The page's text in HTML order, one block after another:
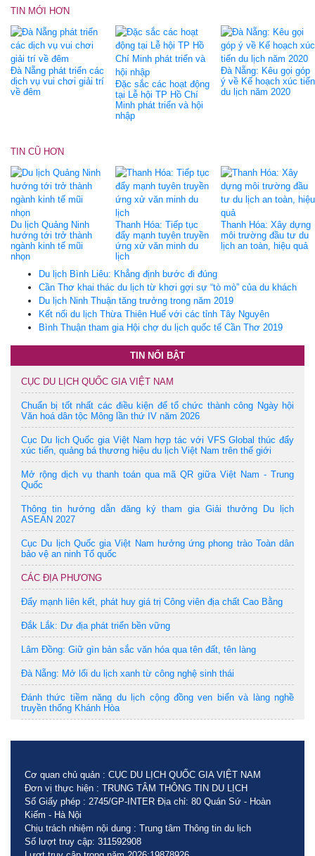
TIN MỚI HƠN
Đà Nẵng phát triển các
dịch vụ vui chơi giải trí
về đêm
Đặc sắc các hoạt động
tại Lễ hội TP Hồ Chí
Minh phát triển và hội
nhập
Đà Nẵng: Kêu gọi góp
ý về Kế hoạch xúc tiến
du lịch năm 2020
TIN CŨ HƠN
Du lịch Quảng Ninh
hướng tới trở thành
ngành kinh tế mũi
nhọn
Thanh Hóa: Tiếp tục
đẩy mạnh tuyên truyền
ứng xử văn minh du
lịch
Thanh Hóa: Xây dựng
môi trường đầu tư du
lịch an toàn, hiệu quả
Du lịch Bình Liêu: Khẳng định bước đi đúng
Cần Thơ khai thác du lịch từ khơi gợi sự “tò mò” của du khách
Du lịch Ninh Thuận tăng trưởng trong năm 2019
Kết nối du lịch Thừa Thiên Huế với các tỉnh Tây Nguyên
Bình Thuận tham gia Hội chợ du lịch quốc tế Cần Thơ 2019
TIN NỔI BẬT
CỤC DU LỊCH QUỐC GIA VIỆT NAM
Chuẩn bị tốt nhất các điều kiện để tổ chức thành công Ngày hội
Văn hoá dân tộc Mông lần thứ IV năm 2026
Cục Du lịch Quốc gia Việt Nam hợp tác với VFS Global thúc đẩy
xúc tiến, quảng bá thương hiệu du lịch Việt Nam trên thế giới
Mở rộng dịch vụ thanh toán qua mã QR giữa Việt Nam - Trung
Quốc
Thông tin hướng dẫn đăng ký tham gia Giải thưởng Du lịch
ASEAN 2027
Cục Du lịch Quốc gia Việt Nam hưởng ứng phong trào Toàn dân
bảo vệ an ninh Tổ quốc
CÁC ĐỊA PHƯƠNG
Đẩy mạnh liên kết, phát huy giá trị Công viên địa chất Cao Bằng
Đắk Lắk: Dư địa phát triển bền vững
Lâm Đồng: Giữ gìn bản sắc văn hóa qua tên đất, tên làng
Đà Nẵng: Mở lối du lịch xanh từ công nghệ sinh thái
Đánh thức tiềm năng du lịch cộng đồng ven biển và làng nghề
truyền thống Khánh Hòa
Cơ quan chủ quản : CỤC DU LỊCH QUỐC GIA VIỆT NAM
Đơn vị thực hiện : TRUNG TÂM THÔNG TIN DU LỊCH
Số Giấy phép : 2745/GP-INTER Địa chỉ: 80 Quán Sứ - Hoàn
Kiếm - Hà Nội
Chịu trách nhiệm nội dung : Trung tâm Thông tin du lịch
Số lượt truy cập: 311592908